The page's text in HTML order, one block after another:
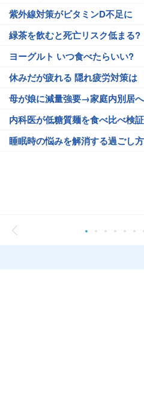
紫外線対策がビタミンD不足に
緑茶を飲むと死亡リスク低まる?
ヨーグルト いつ食べたらいい?
休みだが疲れる 隠れ疲労対策は
母が娘に減量強要→家庭内別居へ
内科医が低糖質麺を食べ比べ検証
睡眠時の悩みを解消する過ごし方